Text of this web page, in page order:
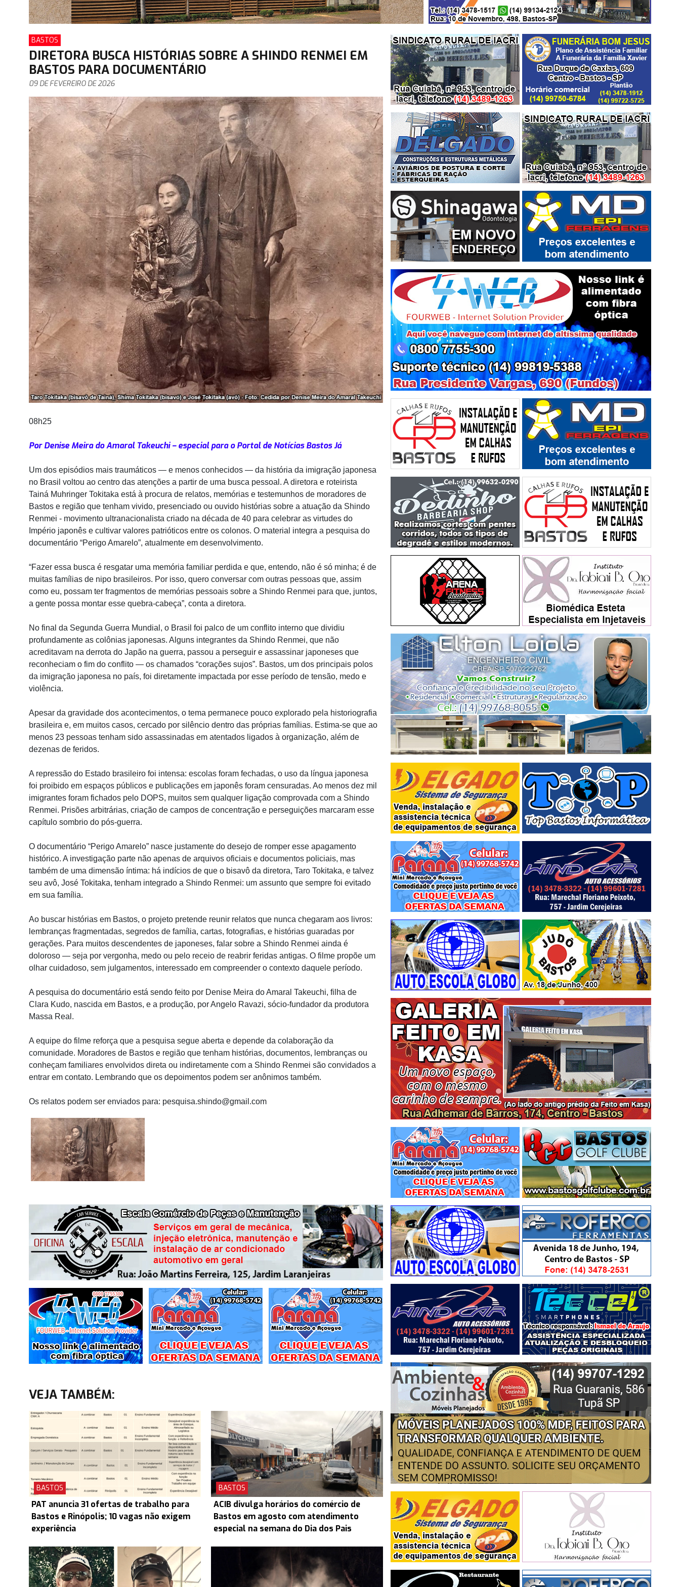
BASTOS
DIRETORA BUSCA HISTÓRIAS SOBRE A SHINDO RENMEI EM
BASTOS PARA DOCUMENTÁRIO
09 DE FEVEREIRO DE 2026
08h25
Por Denise Meira do Amaral Takeuchi – especial para o Portal de Notícias Bastos Já
Um dos episódios mais traumáticos — e menos conhecidos — da história da imigração japonesa
no Brasil voltou ao centro das atenções a partir de uma busca pessoal. A diretora e roteirista
Tainá Muhringer Tokitaka está à procura de relatos, memórias e testemunhos de moradores de
Bastos e região que tenham vivido, presenciado ou ouvido histórias sobre a atuação da Shindo
Renmei - movimento ultranacionalista criado na década de 40 para celebrar as virtudes do
Império japonês e cultivar valores patrióticos entre os colonos. O material integra a pesquisa do
documentário “Perigo Amarelo”, atualmente em desenvolvimento.
“Fazer essa busca é resgatar uma memória familiar perdida e que, entendo, não é só minha; é de
muitas famílias de nipo brasileiros. Por isso, quero conversar com outras pessoas que, assim
como eu, possam ter fragmentos de memórias pessoais sobre a Shindo Renmei para que, juntos,
a gente possa montar esse quebra-cabeça”, conta a diretora.
No final da Segunda Guerra Mundial, o Brasil foi palco de um conflito interno que dividiu
profundamente as colônias japonesas. Alguns integrantes da Shindo Renmei, que não
acreditavam na derrota do Japão na guerra, passou a perseguir e assassinar japoneses que
reconheciam o fim do conflito — os chamados “corações sujos”. Bastos, um dos principais polos
da imigração japonesa no país, foi diretamente impactada por esse período de tensão, medo e
violência.
Apesar da gravidade dos acontecimentos, o tema permanece pouco explorado pela historiografia
brasileira e, em muitos casos, cercado por silêncio dentro das próprias famílias. Estima-se que ao
menos 23 pessoas tenham sido assassinadas em atentados ligados à organização, além de
dezenas de feridos.
A repressão do Estado brasileiro foi intensa: escolas foram fechadas, o uso da língua japonesa
foi proibido em espaços públicos e publicações em japonês foram censuradas. Ao menos dez mil
imigrantes foram fichados pelo DOPS, muitos sem qualquer ligação comprovada com a Shindo
Renmei. Prisões arbitrárias, criação de campos de concentração e perseguições marcaram esse
capítulo sombrio do pós-guerra.
O documentário “Perigo Amarelo” nasce justamente do desejo de romper esse apagamento
histórico. A investigação parte não apenas de arquivos oficiais e documentos policiais, mas
também de uma dimensão íntima: há indícios de que o bisavô da diretora, Taro Tokitaka, e talvez
seu avô, José Tokitaka, tenham integrado a Shindo Renmei: um assunto que sempre foi evitado
em sua família.
Ao buscar histórias em Bastos, o projeto pretende reunir relatos que nunca chegaram aos livros:
lembranças fragmentadas, segredos de família, cartas, fotografias, e histórias guaradas por
gerações. Para muitos descendentes de japoneses, falar sobre a Shindo Renmei ainda é
doloroso — seja por vergonha, medo ou pelo receio de reabrir feridas antigas. O filme propõe um
olhar cuidadoso, sem julgamentos, interessado em compreender o contexto daquele período.
A pesquisa do documentário está sendo feito por Denise Meira do Amaral Takeuchi, filha de
Clara Kudo, nascida em Bastos, e a produção, por Angelo Ravazi, sócio-fundador da produtora
Massa Real.
A equipe do filme reforça que a pesquisa segue aberta e depende da colaboração da
comunidade. Moradores de Bastos e região que tenham histórias, documentos, lembranças ou
conheçam familiares envolvidos direta ou indiretamente com a Shindo Renmei são convidados a
entrar em contato. Lembrando que os depoimentos podem ser anônimos também.
Os relatos podem ser enviados para: pesquisa.shindo@gmail.com
VEJA TAMBÉM:
BASTOS
PAT anuncia 31 ofertas de trabalho para
Bastos e Rinópolis; 10 vagas não exigem
experiência
BASTOS
ACIB divulga horários do comércio de
Bastos em agosto com atendimento
especial na semana do Dia dos Pais